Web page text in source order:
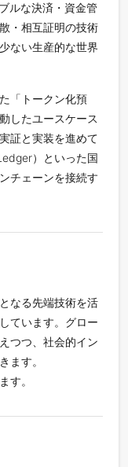
ルな決済・資金管
・相互証明の技術
ない生産的な世界
「トークン化預
したユースケース
証と実装を進めて
）といった国
チェーンを接続す
なる先端技術を活
ています。グロー
つつ、社会的イン
ます。
す。